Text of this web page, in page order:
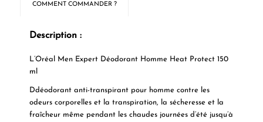
COMMENT COMMANDER ?
Description :
L’Oréal Men Expert Déodorant Homme Heat Protect 150
ml
Ddéodorant anti-transpirant pour homme contre les
odeurs corporelles et la transpiration, la sécheresse et la
fraîcheur même pendant les chaudes journées d’été jusqu’à